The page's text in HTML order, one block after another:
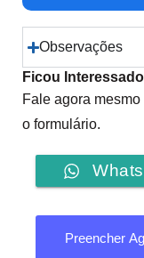
Observações
Ficou
Fale agora
o formulário.
Preencher